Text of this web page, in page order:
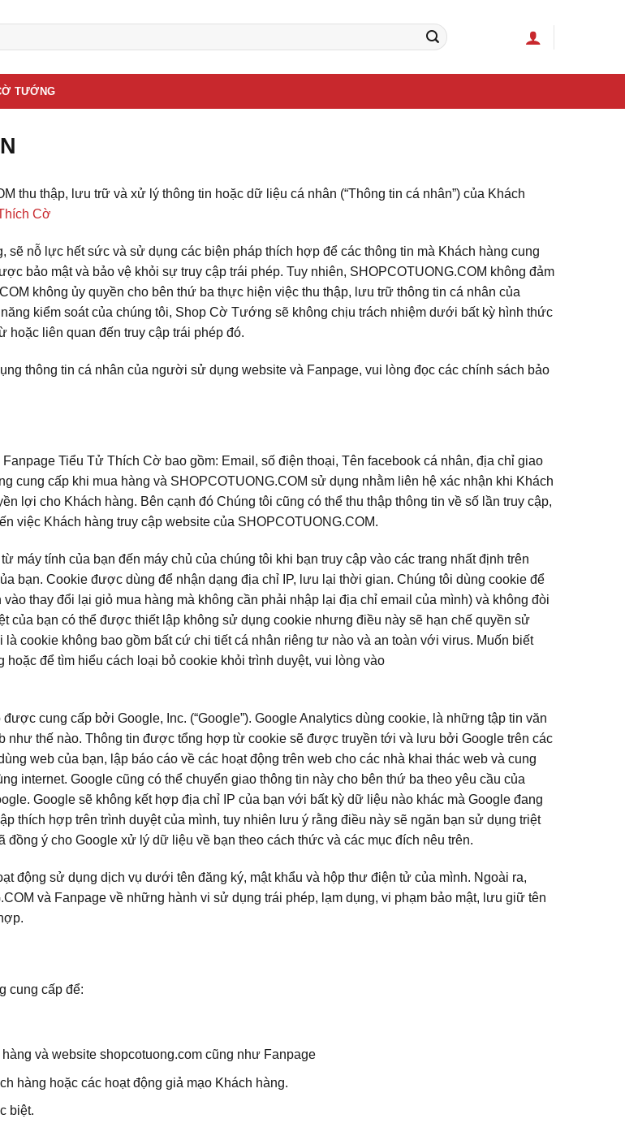
TƯỚNG
thu thập, lưu trữ và xử lý thông tin hoặc dữ liệu cá nhân (“Thông tin cá nhân”) của Khách
Cờ
sẽ nỗ lực hết sức và sử dụng các biện pháp thích hợp để các thông tin mà Khách hàng cung
bảo mật và bảo vệ khỏi sự truy cập trái phép. Tuy nhiên, SHOPCOTUONG.COM không đảm
không ủy quyền cho bên thứ ba thực hiện việc thu thập, lưu trữ thông tin cá nhân của
kiểm soát của chúng tôi, Shop Cờ Tướng sẽ không chịu trách nhiệm dưới bất kỳ hình thức
hoặc liên quan đến truy cập trái phép đó.
thông tin cá nhân của người sử dụng website và Fanpage, vui lòng đọc các chính sách bảo
Tiểu Tử Thích Cờ bao gồm: Email, số điện thoại, Tên facebook cá nhân, địa chỉ giao
cung cấp khi mua hàng và SHOPCOTUONG.COM sử dụng nhằm liên hệ xác nhận khi Khách
lợi cho Khách hàng. Bên cạnh đó Chúng tôi cũng có thể thu thập thông tin về số lần truy cập,
việc Khách hàng truy cập website của SHOPCOTUONG.COM.
máy tính của bạn đến máy chủ của chúng tôi khi bạn truy cập vào các trang nhất định trên
bạn. Cookie được dùng để nhận dạng địa chỉ IP, lưu lại thời gian. Chúng tôi dùng cookie để
thay đổi lại giỏ mua hàng mà không cần phải nhập lại địa chỉ email của mình) và không đòi
của bạn có thể được thiết lập không sử dụng cookie nhưng điều này sẽ hạn chế quyền sử
cookie không bao gồm bất cứ chi tiết cá nhân riêng tư nào và an toàn với virus. Muốn biết
để tìm hiểu cách loại bỏ cookie khỏi trình duyệt, vui lòng vào
cung cấp bởi Google, Inc. (“Google”). Google Analytics dùng cookie, là những tập tin văn
như thế nào. Thông tin được tổng hợp từ cookie sẽ được truyền tới và lưu bởi Google trên các
web của bạn, lập báo cáo về các hoạt động trên web cho các nhà khai thác web và cung
internet. Google cũng có thể chuyển giao thông tin này cho bên thứ ba theo yêu cầu của
Google sẽ không kết hợp địa chỉ IP của bạn với bất kỳ dữ liệu nào khác mà Google đang
thích hợp trên trình duyệt của mình, tuy nhiên lưu ý rằng điều này sẽ ngăn bạn sử dụng triệt
ý cho Google xử lý dữ liệu về bạn theo cách thức và các mục đích nêu trên.
động sử dụng dịch vụ dưới tên đăng ký, mật khẩu và hộp thư điện tử của mình. Ngoài ra,
và Fanpage về những hành vi sử dụng trái phép, lạm dụng, vi phạm bảo mật, lưu giữ tên
cung cấp để:
và website shopcotuong.com cũng như Fanpage
hàng hoặc các hoạt động giả mạo Khách hàng.
biệt.